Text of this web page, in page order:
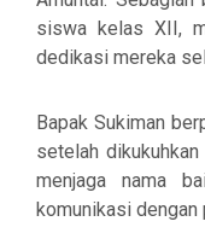
siswa kelas XII,
dedikasi mereka
Bapak Sukiman
setelah
menjaga nama
komunikasi dengan